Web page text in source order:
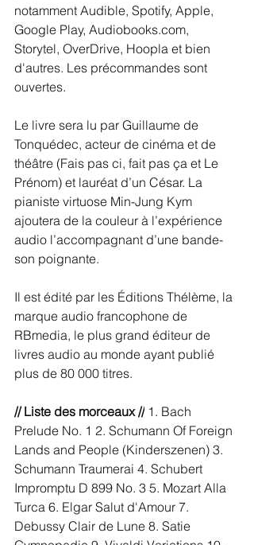
notamment Audible, Spotify, Apple,
Google Play, Audiobooks.com,
Storytel, OverDrive, Hoopla et bien
d'autres. Les précommandes sont
ouvertes.
Le livre sera lu par Guillaume de
Tonquédec, acteur de cinéma et de
théâtre (Fais pas ci, fait pas ça et Le
Prénom) et lauréat d’un César. La
pianiste virtuose Min-Jung Kym
ajoutera de la couleur à l’expérience
audio l’accompagnant d’une bande-
son poignante.
Il est édité par les Éditions Thélème, la
marque audio francophone de
RBmedia, le plus grand éditeur de
livres audio au monde ayant publié
plus de 80 000 titres.
// Liste des morceaux // 1. Bach
Prelude No. 1 2. Schumann Of Foreign
Lands and People (Kinderszenen) 3.
Schumann Traumerai 4. Schubert
Impromptu D 899 No. 3 5. Mozart Alla
Turca 6. Elgar Salut d'Amour 7.
Debussy Clair de Lune 8. Satie